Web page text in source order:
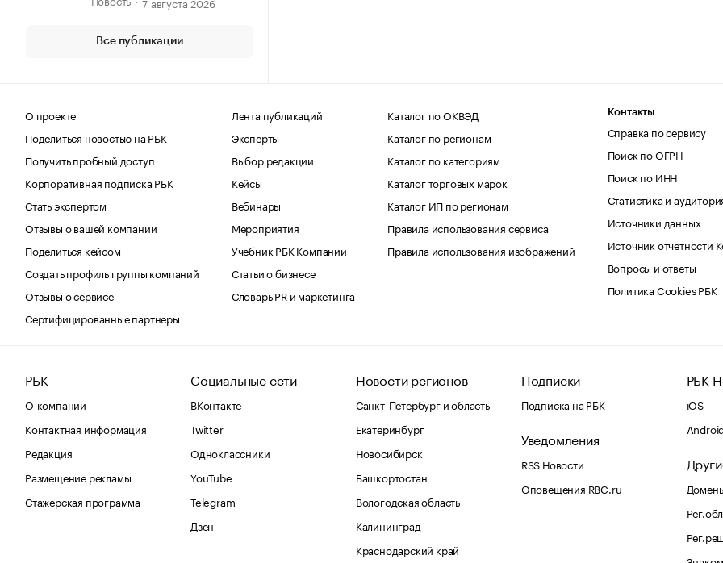
Все публикации
О проекте
Поделиться новостью на РБК
Получить пробный доступ
Корпоративная подписка РБК
Стать экспертом
Отзывы о вашей компании
Поделиться кейсом
Создать профиль группы компаний
Отзывы о сервисе
Сертифицированные партнеры
Лента публикаций
Эксперты
Выбор редакции
Кейсы
Вебинары
Мероприятия
Учебник РБК Компании
Статьи о бизнесе
Словарь PR и маркетинга
Каталог по ОКВЭД
Каталог по регионам
Каталог по категориям
Каталог торговых марок
Каталог ИП по регионам
Правила использования сервиса
Правила использования изображений
Контакты
Справка по сервису
Поиск по ОГРН
Поиск по ИНН
Статистика и
Источники данных
Источник отчетности
Вопросы и ответы
Политика Cookies РБК
РБК
О компании
Контактная информация
Редакция
Размещение рекламы
Стажерская программа
Социальные сети
ВКонтакте
Twitter
Одноклассники
YouTube
Telegram
Дзен
Новости регионов
Санкт-Петербург и область
Екатеринбург
Новосибирск
Башкортостан
Вологодская область
Калининград
Краснодарский край
Подписки
Подписка на РБК
Уведомления
RSS Новости
Оповещения RBC.ru
РБК
iOS